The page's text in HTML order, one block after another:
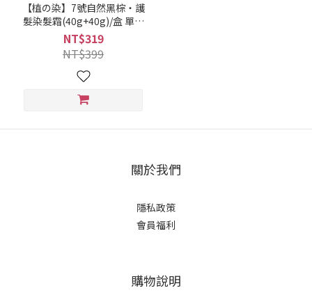
【植の染】7號自然黑棕‧護
髮染髮霜(40g+40g)/盒 單件
賣場 (植染/植之染/植的染/灰
白髮適用/遮蓋白髮/永久性染
髮)｜美吾髮『可海外配送』
NT$319
NT$399
關於我們
隱私政策
會員福利
購物說明